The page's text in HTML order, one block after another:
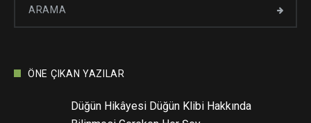
ÖNE ÇIKAN YAZILAR
Düğün Hikâyesi Düğün Klibi Hakkında